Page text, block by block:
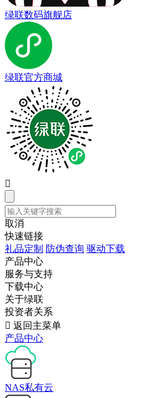
绿联数码旗舰店
绿联官方商城

取消
快速链接
礼品定制 防伪查询 驱动下载
产品中心
服务与支持
下载中心
关于绿联
投资者关系
 返回主菜单
产品中心
NAS私有云